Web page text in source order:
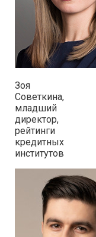
Зоя
Советкина,
младший
директор,
рейтинги
кредитных
институтов